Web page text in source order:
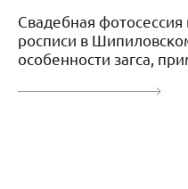
Свадебная
росписи в
особенности загса,